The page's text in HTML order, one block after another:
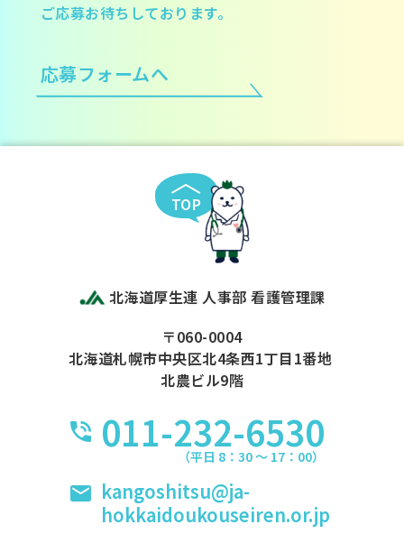
ご応募お待ちしております。
応募フォームへ
TOP
北海道厚生連 人事部 看護管理課
〒060-0004
北海道札幌市中央区北4条西1丁目1番地
北農ビル9階
011-232-6530
（平日 8：30 〜 17：00）
kangoshitsu@ja-
hokkaidoukouseiren.or.jp